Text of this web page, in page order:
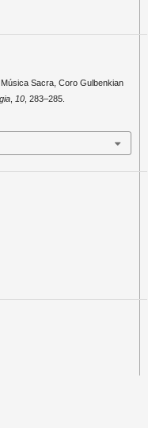
Sacra, Coro Gulbenkian
, 10, 283–285.